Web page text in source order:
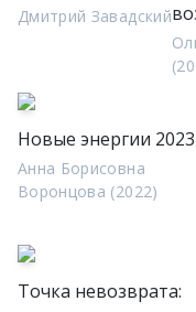
Дмитрий Завадский
Новые энергии 2023
Анна Борисовна
Воронцова (2022)
Точка невозврата: